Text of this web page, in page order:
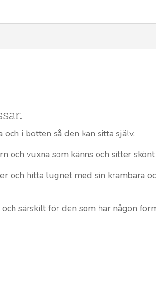
i botten så den kan sitta själv.
och vuxna som känns och sitter
och hitta lugnet med sin krambara
särskilt för den som har någon